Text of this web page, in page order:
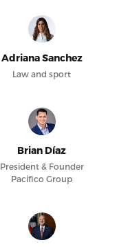
Adriana Sanchez
Law and sport
Brian Díaz
President & Founder
Pacifico Group